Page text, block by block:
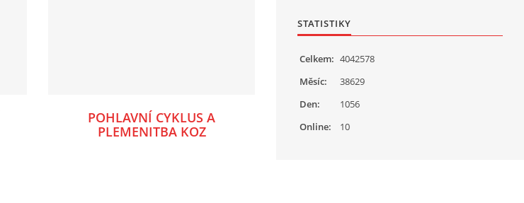
POHLAVNÍ CYKLUS A
PLEMENITBA KOZ
STATISTIKY
Online: 10
Celkem: 4042578
Měsíc:
38629
Den:
1056